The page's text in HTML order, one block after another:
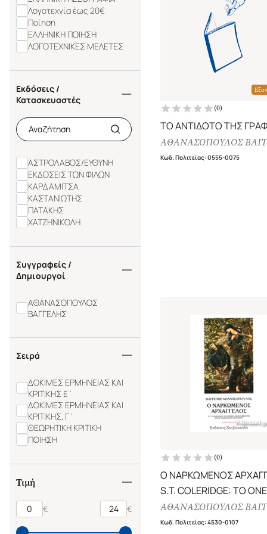
Λογοτεχνία έως 20€
Ποίηση
ΕΛΛΗΝΙΚΗ ΠΟΙΗΣΗ
ΛΟΓΟΤΕΧΝΙΚΕΣ ΜΕΛΕΤΕΣ
Εκδόσεις /
Κατασκευαστές
ΑΣΤΡΟΛΑΒΟΣ/ΕΥΘΥΝΗ
ΕΚΔΟΣΕΙΣ ΤΩΝ ΦΙΛΩΝ
ΚΑΡΔΑΜΙΤΣΑ
ΚΑΣΤΑΝΙΩΤΗΣ
ΠΑΤΑΚΗΣ
ΧΑΤΖΗΝΙΚΟΛΗ
Συγγραφείς /
Δημιουργοί
ΑΘΑΝΑΣΟΠΟΥΛΟΣ
ΒΑΓΓΕΛΗΣ
Σειρά
ΔΟΚΙΜΕΣ ΕΡΜΗΝΕΙΑΣ ΚΑΙ
ΚΡΙΤΙΚΗΣ Ε΄
ΔΟΚΙΜΕΣ ΕΡΜΗΝΕΙΑΣ ΚΑΙ
ΚΡΙΤΙΚΗΣ, Γ΄
ΘΕΩΡΗΤΙΚΗ ΚΡΙΤΙΚΗ
ΠΟΙΗΣΗ
Τιμή
€ €
(0)
ΤΟ ΑΝΤΙΔΟΤΟ ΤΗΣ
ΑΘΑΝΑΣΟΠΟΥΛΟΣ
Κωδ. Πολιτείας:0555-0075
(0)
Ο ΝΑΡΚΩΜΕΝΟΣ
S.T. COLERIDGE: ΤΟ
ΟΙ ΕΦΙΑΛΤΕΣ ΕΝΟΣ
ΝΑΡΚΟΜΑΝΟΥΣ ΠΟΙΗΤΗ
ΑΘΑΝΑΣΟΠΟΥΛΟΣ
Κωδ. Πολιτείας:4530-0107